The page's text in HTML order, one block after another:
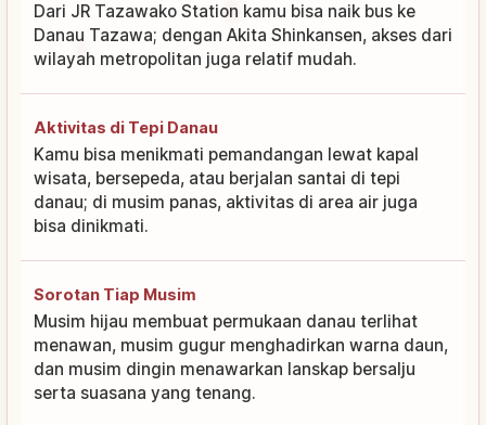
Dari JR Tazawako Station kamu bisa naik bus ke
Danau Tazawa; dengan Akita Shinkansen, akses dari
wilayah metropolitan juga relatif mudah.
Aktivitas di Tepi Danau
Kamu bisa menikmati pemandangan lewat kapal
wisata, bersepeda, atau berjalan santai di tepi
danau; di musim panas, aktivitas di area air juga
bisa dinikmati.
Sorotan Tiap Musim
Musim hijau membuat permukaan danau terlihat
menawan, musim gugur menghadirkan warna daun,
dan musim dingin menawarkan lanskap bersalju
serta suasana yang tenang.